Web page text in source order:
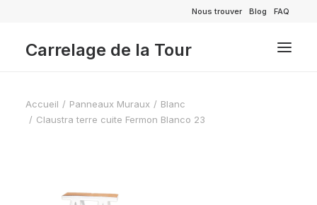
Nous trouver Blog FAQ
Carrelage de la Tour
Accueil Panneaux Muraux
Blanc
Claustra terre cuite Fermon Blanco 23